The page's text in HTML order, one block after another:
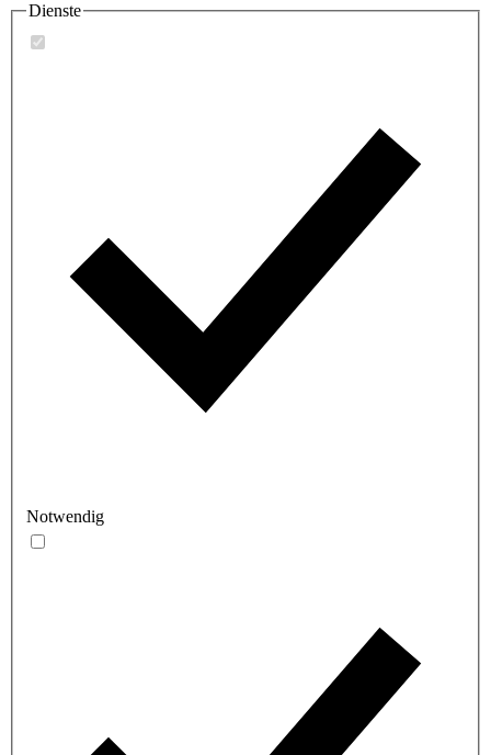
Dienste
Notwendig